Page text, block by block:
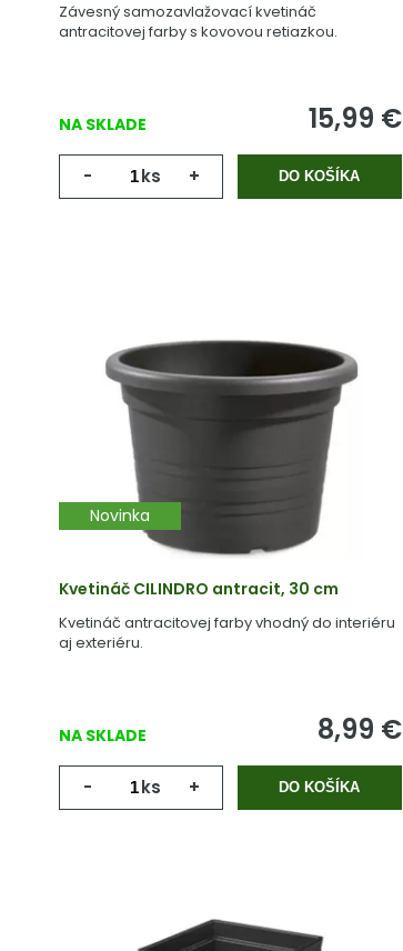
Závesný samozavlažovací kvetináč
antracitovej farby s kovovou retiazkou.
NA SKLADE 15,99 €
- ks + DO KOŠÍKA
Novinka
Kvetináč CILINDRO antracit, 30 cm
Kvetináč antracitovej farby vhodný do interiéru
aj exteriéru.
NA SKLADE 8,99 €
- ks + DO KOŠÍKA